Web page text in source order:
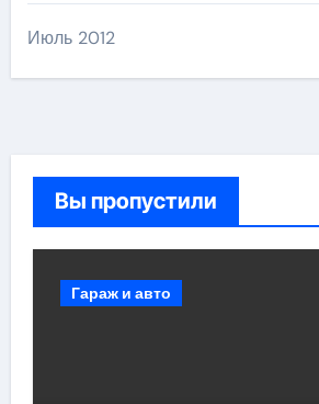
Июль 2012
Вы пропустили
Гараж и авто